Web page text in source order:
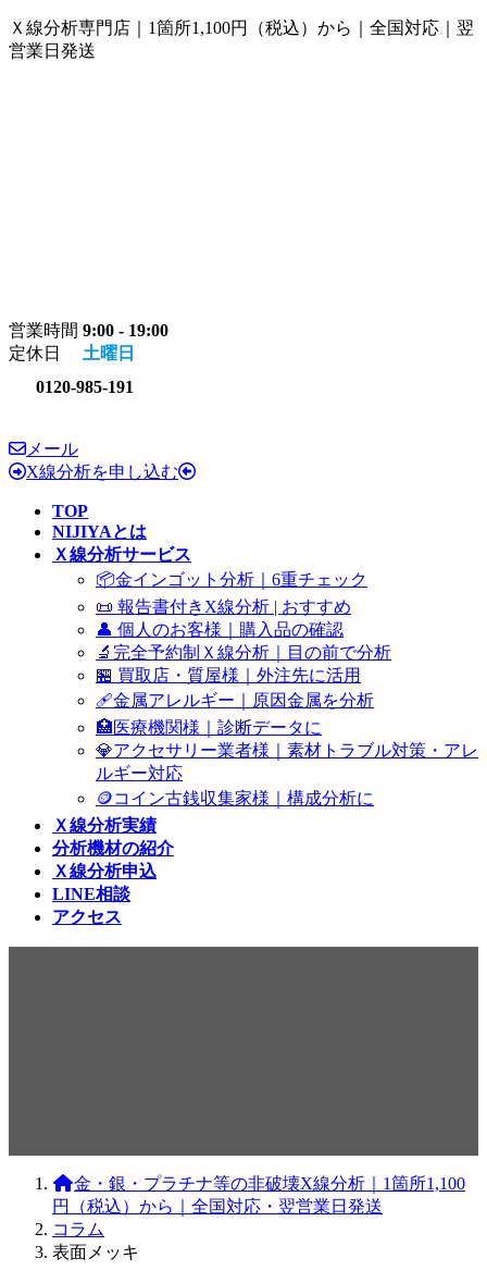
コ
ン
ナ
ビ
Ｘ線分析専門店｜1箇所1,100円（税込）から｜全国対応｜翌
営業日発送
営業時間 9:00 - 19:00
定休日 土曜日
0120-985-191
メール
X線分析を申し込む
TOP
NIJIYAとは
Ｘ線分析サービス
📦金インゴット分析｜6重チェック
📜 報告書付きX線分析 | おすすめ
👤 個人のお客様｜購入品の確認
🔬完全予約制Ｘ線分析｜目の前で分析
🏪 買取店・質屋様｜外注先に活用
🩹金属アレルギー｜原因金属を分析
🏥医療機関様｜診断データに
💎アクセサリー業者様｜素材トラブル対策・アレ
ルギー対応
🪙コイン古銭収集家様｜構成分析に
Ｘ線分析実績
分析機材の紹介
Ｘ線分析申込
LINE相談
アクセス
金・銀・プラチナ等の非破壊X線分析｜1箇所1,100
円（税込）から｜全国対応・翌営業日発送
コラム
表面メッキ